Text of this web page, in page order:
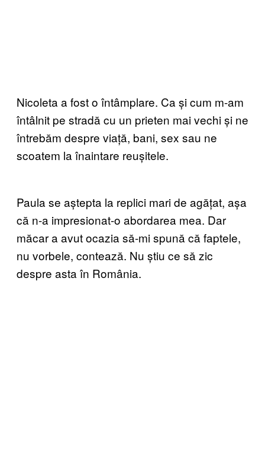
Nicoleta a fost o întâmplare. Ca și cum m-am
întâlnit pe stradă cu un prieten mai vechi și ne
întrebăm despre viață, bani, sex sau ne
scoatem la înaintare reușitele.
Paula se aștepta la replici mari de agățat, așa
că n-a impresionat-o abordarea mea. Dar
măcar a avut ocazia să-mi spună că faptele,
nu vorbele, contează. Nu știu ce să zic
despre asta în România.